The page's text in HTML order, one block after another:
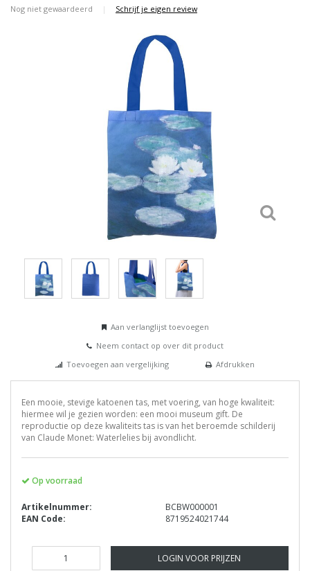
Nog niet gewaardeerd | Schrijf je eigen review
Aan verlanglijst toevoegen
Neem contact op over dit product
Toevoegen aan vergelijking
Afdrukken
Een mooie, stevige katoenen tas, met voering, van hoge kwaliteit:
hiermee wil je gezien worden: een mooi museum gift. De
reproductie op deze kwaliteits tas is van het beroemde schilderij
van Claude Monet: Waterlelies bij avondlicht.
Op voorraad
Artikelnummer:
BCBW000001
EAN Code:
8719524021744
LOGIN VOOR PRIJZEN